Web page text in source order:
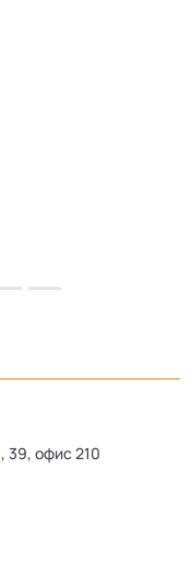
39, офис 210